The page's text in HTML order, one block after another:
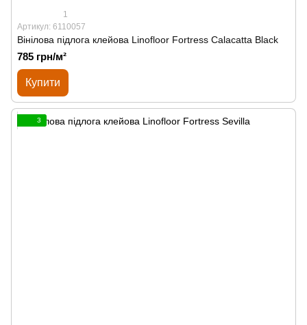
1
Артикул: 6110057
Вінілова підлога клейова Linofloor Fortress Calacatta Black
785 грн/м²
Купити
3